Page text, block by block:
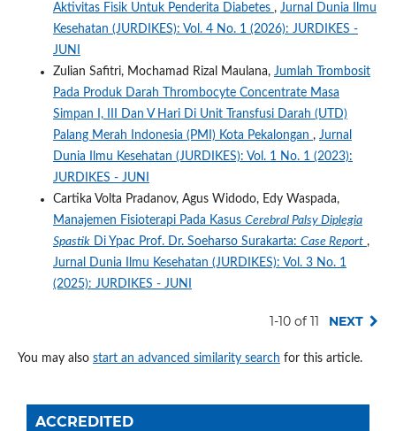
Aktivitas Fisik Untuk Penderita Diabetes , Jurnal Dunia Ilmu
Kesehatan (JURDIKES): Vol. 4 No. 1 (2026): JURDIKES -
JUNI
Zulian Safitri, Mochamad Rizal Maulana, Jumlah Trombosit
Pada Produk Darah Thrombocyte Concentrate Masa
Simpan I, III Dan V Hari Di Unit Transfusi Darah (UTD)
Palang Merah Indonesia (PMI) Kota Pekalongan , Jurnal
Dunia Ilmu Kesehatan (JURDIKES): Vol. 1 No. 1 (2023):
JURDIKES - JUNI
Cartika Volta Pradanov, Agus Widodo, Edy Waspada,
Manajemen Fisioterapi Pada Kasus Cerebral Palsy Diplegia
SpastikDi Ypac Prof. Dr. Soeharso Surakarta: Case Report ,
Jurnal Dunia Ilmu Kesehatan (JURDIKES): Vol. 3 No. 1
(2025): JURDIKES - JUNI
1-10 of 11 NEXT
You may also start an advanced similarity search for this article.
ACCREDITED